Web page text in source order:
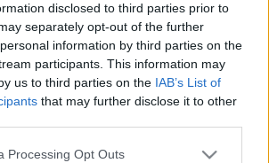
disclosed to third parties prior to
separately opt-out of the further
information by third parties on the
participants. This information may
us to third parties on the IAB’s List of
that may further disclose it to other
website/app uses one or more Google
Processing Opt Outs
az üres, hanem az okosan működő
energiatakarékos
Országos hírek
az eső a Duna vízgyűjtőjére